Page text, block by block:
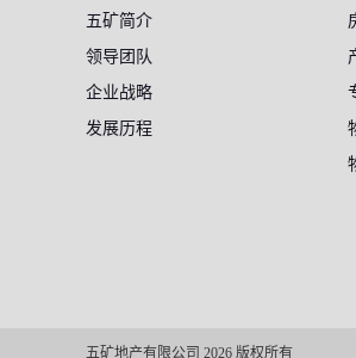
五矿简介
领导团队
企业战略
发展历程
五矿地产有限公司 2026 版权所有